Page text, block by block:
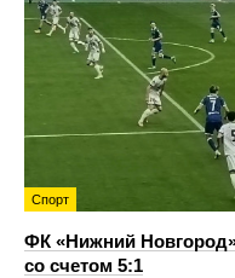
Спорт
ФК «Нижний
со счетом 5:1